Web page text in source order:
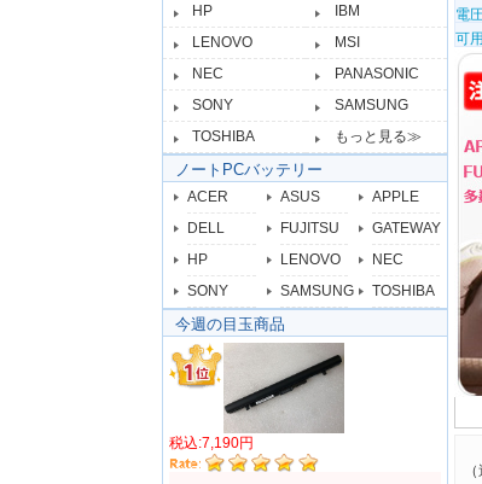
HP
IBM
LENOVO
MSI
NEC
PANASONIC
SONY
SAMSUNG
TOSHIBA
もっと見る≫
ノートPCバッテリー
ACER ASUS
APPLE
DELL
FUJITSU
GATEWAY
HP
LENOVO
NEC
SONY
SAMSUNG TOSHIBA
今週の目玉商品
税込:7,190円
電
可用